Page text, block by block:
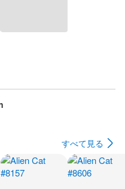
すべて見る